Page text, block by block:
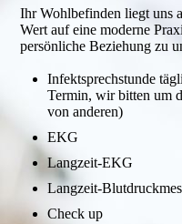
Ihr Wohlbefinden liegt uns
Wert auf eine moderne
persönliche Beziehung zu
Infektsprechstunde
Termin, wir bitten um
von anderen)
EKG
Langzeit-EKG
Langzeit-
Check up